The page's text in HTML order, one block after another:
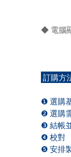
◆ 電腦
訂購方
❶ 選購
❷ 選購
❸ 結帳
❹ 校對
❺ 安排